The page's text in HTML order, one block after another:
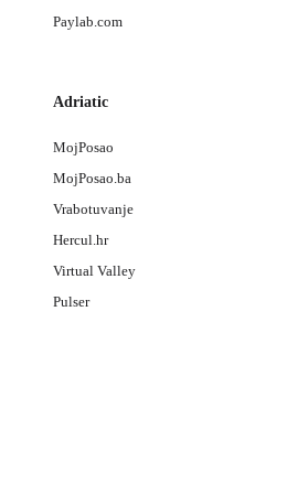
Paylab.com
Adriatic
MojPosao
MojPosao.ba
Vrabotuvanje
Hercul.hr
Virtual Valley
Pulser